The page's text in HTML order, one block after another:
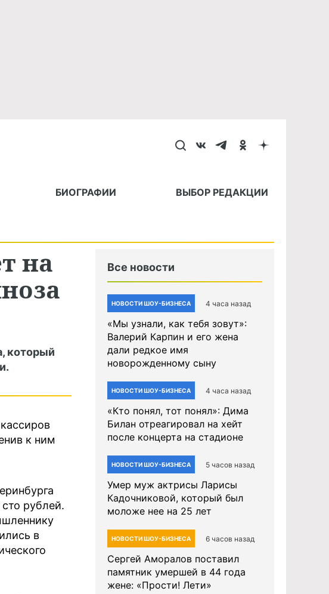
БИОГРАФИИ ВЫБОР РЕДАКЦИИ
на
который
к ним
рублей.
в
Все новости
НОВОСТИ ШОУ-БИЗНЕСА 4 часа назад
«Мы узнали, как тебя зовут»:
Валерий Карпин и его жена
дали редкое имя
новорожденному сыну
НОВОСТИ ШОУ-БИЗНЕСА 4 часа назад
«Кто понял, тот понял»: Дима
Билан отреагировал на хейт
после концерта на стадионе
НОВОСТИ ШОУ-БИЗНЕСА 5 часов назад
Умер муж актрисы Ларисы
Кадочниковой, который был
моложе нее на 25 лет
НОВОСТИ ШОУ-БИЗНЕСА 6 часов назад
Сергей Аморалов поставил
памятник умершей в 44 года
жене: «Прости! Лети»